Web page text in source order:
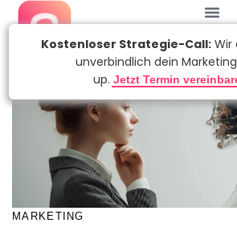
MARKETING